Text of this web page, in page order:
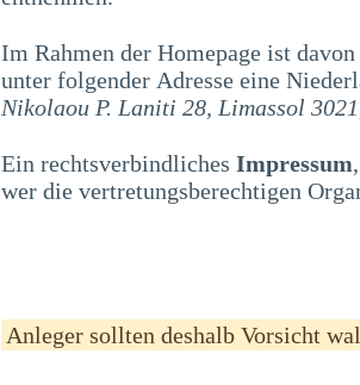
Im Rahmen der Homepage ist
unter folgender Adresse eine
Nikolaou P. Laniti 28, Limassol
Ein rechtsverbindliches Impressum
wer die vertretungsberechtigen
Anleger sollten deshalb Vorsicht